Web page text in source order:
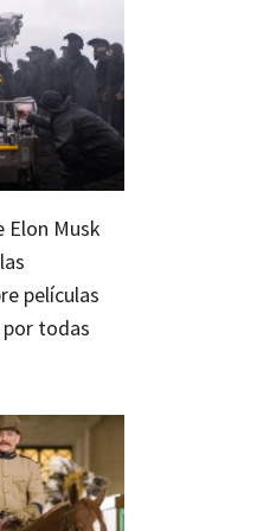
Elon Musk
películas
por todas